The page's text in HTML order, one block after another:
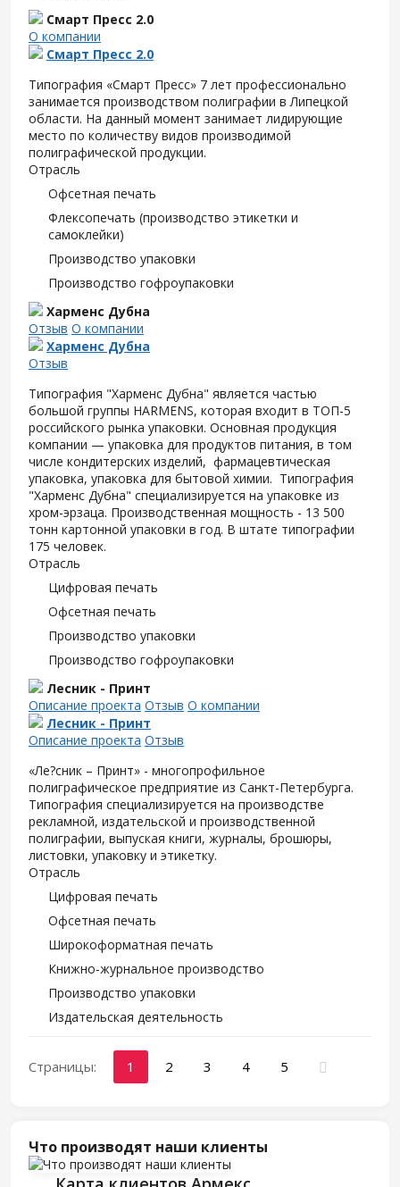
Смарт Пресс 2.0
О компании
Смарт Пресс 2.0
Типография «Смарт Пресс» 7 лет профессионально
занимается производством полиграфии в Липецкой
области. На данный момент занимает лидирующие
место по количеству видов производимой
полиграфической продукции.
Отрасль
Офсетная печать
Флексопечать (производство этикетки и
самоклейки)
Производство упаковки
Производство гофроупаковки
Харменс Дубна
Отзыв О компании
Харменс Дубна
Отзыв
Типография "Харменс Дубна" является частью
большой группы HARMENS, которая входит в ТОП-5
российского рынка упаковки. Основная продукция
компании — упаковка для продуктов питания, в том
числе кондитерских изделий, фармацевтическая
упаковка, упаковка для бытовой химии. Типография
"Харменс Дубна" специализируется на упаковке из
хром-эрзаца. Производственная мощность - 13 500
тонн картонной упаковки в год. В штате типографии
175 человек.
Отрасль
Цифровая печать
Офсетная печать
Производство упаковки
Производство гофроупаковки
Лесник - Принт
Описание проекта Отзыв О компании
Лесник - Принт
Описание проекта Отзыв
«Ле?сник – Принт» - многопрофильное
полиграфическое предприятие из Санкт-Петербурга.
Типография специализируется на производстве
рекламной, издательской и производственной
полиграфии, выпуская книги, журналы, брошюры,
листовки, упаковку и этикетку.
Отрасль
Цифровая печать
Офсетная печать
Широкоформатная печать
Книжно-журнальное производство
Производство упаковки
Издательская деятельность
Страницы: 1 2 3 4 5
Что производят наши клиенты